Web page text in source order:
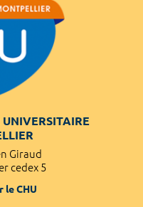
Giraud
cedex 5
le CHU